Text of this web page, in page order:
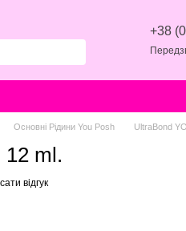
+38
Основні Рідини You Posh UltraBond
12 ml.
відгук